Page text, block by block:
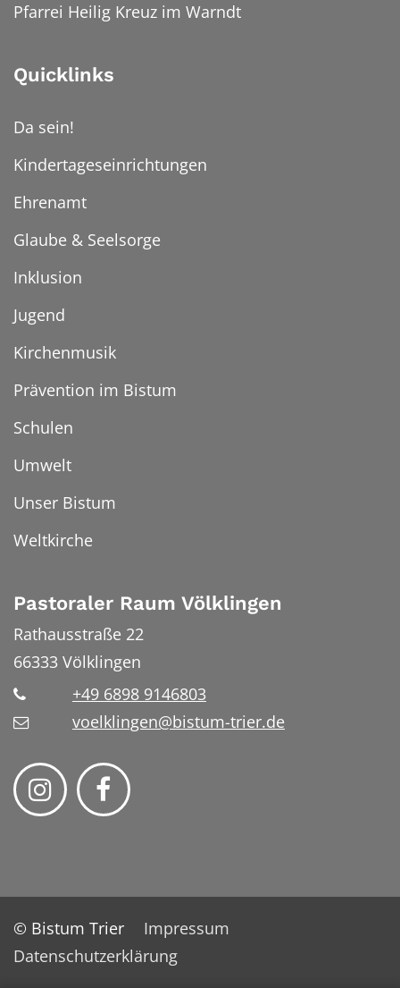
Pfarrei Heilig Kreuz im Warndt
Quicklinks
Da sein!
Kindertageseinrichtungen
Ehrenamt
Glaube & Seelsorge
Inklusion
Jugend
Kirchenmusik
Prävention im Bistum
Schulen
Umwelt
Unser Bistum
Weltkirche
Pastoraler Raum Völklingen
Rathausstraße 22
66333 Völklingen
+49 6898 9146803
voelklingen@bistum-trier.de
© Bistum Trier
Impressum
Datenschutzerklärung